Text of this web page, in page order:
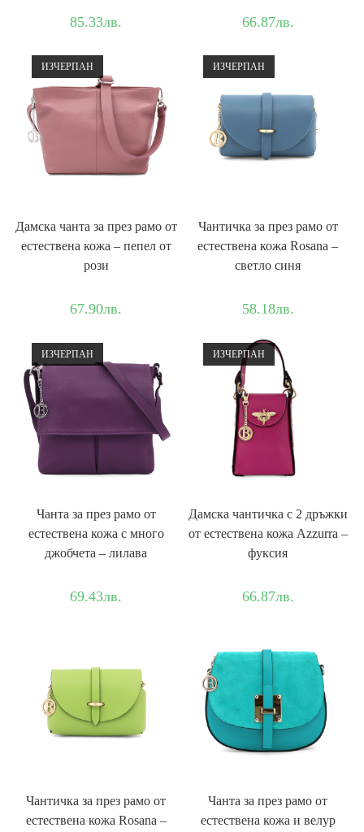
85.33лв. 66.87лв.
ИЗЧЕРПАН
Дамска чантa за през рамо от
естествена кожа – пепел от
рози
67.90лв.
ИЗЧЕРПАН
Чантичка за през рамо от
естествена кожа Rosana –
светло синя
58.18лв.
ИЗЧЕРПАН
Чанта за през рамо от
естествена кожа с много
джобчета – лилава
69.43лв.
ИЗЧЕРПАН
Дамска чантичка с 2 дръжки
от естествена кожа Azzurra –
фуксия
66.87лв.
Чантичка за през рамо от
естествена кожа Rosana –
Чанта за през рамо от
естествена кожа и велур